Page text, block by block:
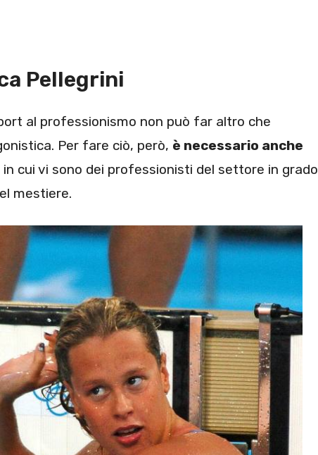
Pellegrini
al professionismo non può far altro che
Per fare ciò, però, è necessario anche
in cui vi sono dei professionisti del settore in grado
mestiere.